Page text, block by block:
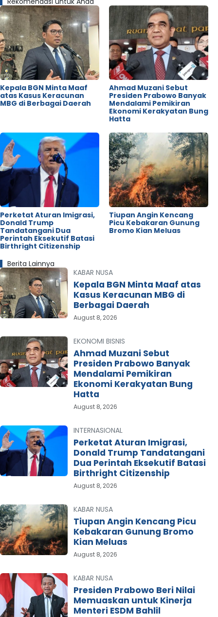
Kepala BGN Minta Maaf
atas Kasus Keracunan
MBG di Berbagai Daerah
Ahmad Muzani Sebut
Presiden Prabowo Banyak
Mendalami Pemikiran
Ekonomi Kerakyatan Bung
Hatta
Perketat Aturan Imigrasi,
Donald Trump
Tandatangani Dua
Perintah Eksekutif Batasi
Birthright Citizenship
Tiupan Angin Kencang
Picu Kebakaran Gunung
Bromo Kian Meluas
Berita Lainnya
KABAR NUSA
Kepala BGN Minta Maaf atas
Kasus Keracunan MBG di
Berbagai Daerah
August 8, 2026
EKONOMI BISNIS
Ahmad Muzani Sebut
Presiden Prabowo Banyak
Mendalami Pemikiran
Ekonomi Kerakyatan Bung
Hatta
August 8, 2026
INTERNASIONAL
Perketat Aturan Imigrasi,
Donald Trump Tandatangani
Dua Perintah Eksekutif Batasi
Birthright Citizenship
August 8, 2026
KABAR NUSA
Tiupan Angin Kencang Picu
Kebakaran Gunung Bromo
Kian Meluas
August 8, 2026
KABAR NUSA
Presiden Prabowo Beri Nilai
Memuaskan untuk Kinerja
Menteri ESDM Bahlil